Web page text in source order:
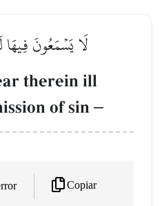
لَا يَسۡمَعُونَ فِيهَا
therein ill
of sin –
Copiar